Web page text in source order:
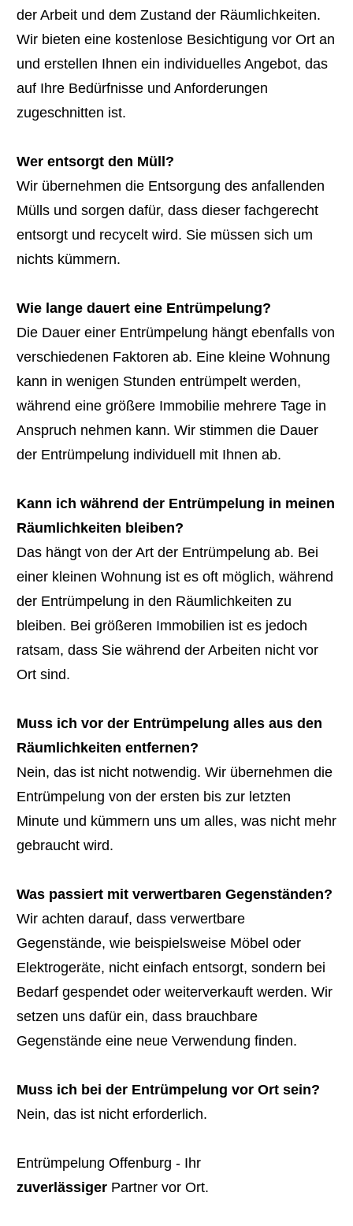
der Arbeit und dem Zustand der Räumlichkeiten.
Wir bieten eine kostenlose Besichtigung vor Ort an
und erstellen Ihnen ein individuelles Angebot, das
auf Ihre Bedürfnisse und Anforderungen
zugeschnitten ist.
Wer entsorgt den Müll?
Wir übernehmen die Entsorgung des anfallenden
Mülls und sorgen dafür, dass dieser fachgerecht
entsorgt und recycelt wird. Sie müssen sich um
nichts kümmern.
Wie lange dauert eine Entrümpelung?
Die Dauer einer Entrümpelung hängt ebenfalls von
verschiedenen Faktoren ab. Eine kleine Wohnung
kann in wenigen Stunden entrümpelt werden,
während eine größere Immobilie mehrere Tage in
Anspruch nehmen kann. Wir stimmen die Dauer
der Entrümpelung individuell mit Ihnen ab.
Kann ich während der Entrümpelung in meinen
Räumlichkeiten bleiben?
Das hängt von der Art der Entrümpelung ab. Bei
einer kleinen Wohnung ist es oft möglich, während
der Entrümpelung in den Räumlichkeiten zu
bleiben. Bei größeren Immobilien ist es jedoch
ratsam, dass Sie während der Arbeiten nicht vor
Ort sind.
Muss ich vor der Entrümpelung alles aus den
Räumlichkeiten entfernen?
Nein, das ist nicht notwendig. Wir übernehmen die
Entrümpelung von der ersten bis zur letzten
Minute und kümmern uns um alles, was nicht mehr
gebraucht wird.
Was passiert mit verwertbaren Gegenständen?
Wir achten darauf, dass verwertbare
Gegenstände, wie beispielsweise Möbel oder
Elektrogeräte, nicht einfach entsorgt, sondern bei
Bedarf gespendet oder weiterverkauft werden. Wir
setzen uns dafür ein, dass brauchbare
Gegenstände eine neue Verwendung finden.
Muss ich bei der Entrümpelung vor Ort sein?
Nein, das ist nicht erforderlich.
Entrümpelung Offenburg - Ihr
zuverlässiger Partner vor Ort.